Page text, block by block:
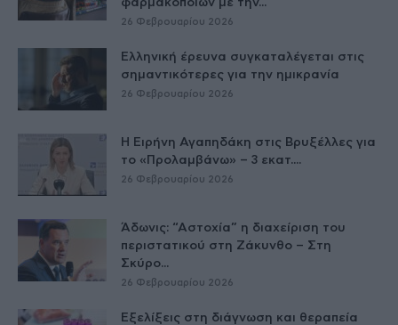
26 Φεβρουαρίου 2026
Ελληνική έρευνα συγκαταλέγεται στις
σημαντικότερες για την ημικρανία
26 Φεβρουαρίου 2026
Η Ειρήνη Αγαπηδάκη στις Βρυξέλλες για
το «Προλαμβάνω» – 3 εκατ....
26 Φεβρουαρίου 2026
Άδωνις: “Αστοχία” η διαχείριση του
περιστατικού στη Ζάκυνθο – Στη
Σκύρο...
26 Φεβρουαρίου 2026
Εξελίξεις στη διάγνωση και θεραπεία